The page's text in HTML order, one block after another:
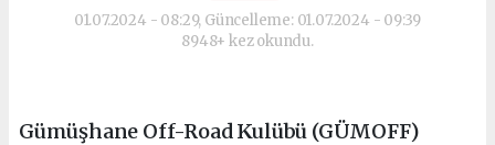
01.07.2024 - 08:29, Güncelleme: 01.07.2024 - 09:39
8948+ kez okundu.
Gümüşhane Off-Road Kulübü (GÜMOFF)